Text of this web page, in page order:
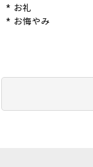
* お礼
* お悔やみ